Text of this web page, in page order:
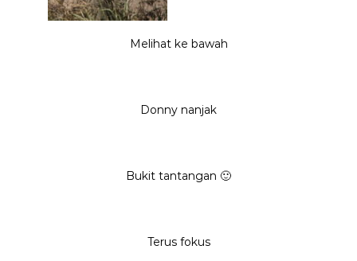
Melihat ke bawah
Donny nanjak
Bukit tantangan 🙂
Terus fokus